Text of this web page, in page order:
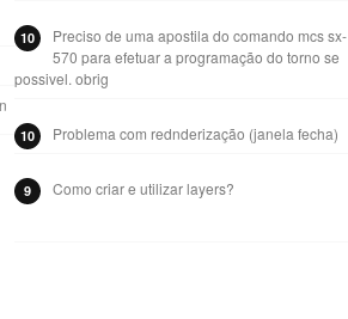
10
Preciso de uma apostila do comando mcs sx-
570 para efetuar a programação do torno se
possivel. obrig
10 Problema com rednderização (janela fecha)
9 Como criar e utilizar layers?